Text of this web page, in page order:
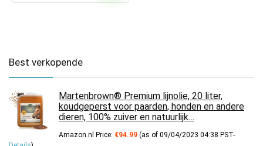
Best verkopende
Martenbrown® Premium lijnolie, 20 liter,
koudgeperst voor paarden, honden en andere
dieren, 100% zuiver en natuurlijk…
Amazon.nl Price: €94.99 (as of 09/04/2023 04:38 PST-